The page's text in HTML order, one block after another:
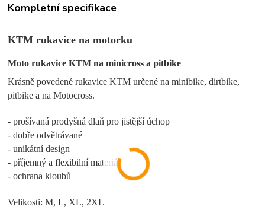
Kompletní specifikace
KTM rukavice na motorku
Moto rukavice KTM na minicross a pitbike
Krásně povedené rukavice KTM určené na minibike, dirtbike,
pitbike a na Motocross.
- prošívaná prodyšná dlaň pro jistější úchop
- dobře odvětrávané
- unikátní design
- příjemný a flexibilní materiál
- ochrana kloubů
Velikosti: M, L, XL, 2XL